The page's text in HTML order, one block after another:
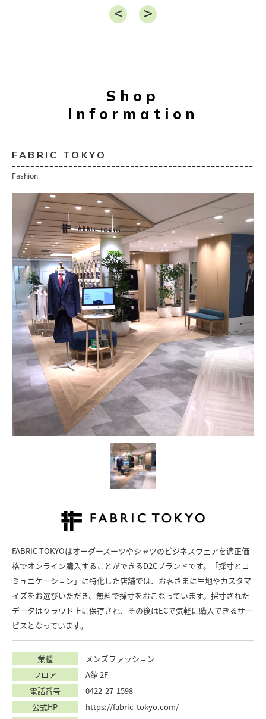
Shop
Information
FABRIC TOKYO
Fashion
FABRIC TOKYOはオーダースーツやシャツのビジネスウェアを適正価
格でオンライン購入することができるD2Cブランドです。「採寸とコ
ミュニケーション」に特化した店舗では、お客さまに生地やカスタマ
イズをお選びいただき、無料で採寸をおこなっています。採寸された
データはクラウド上に保存され、その後はECで気軽に購入できるサー
ビスとなっています。
業種
メンズファッション
フロア
A館 2F
電話番号
0422-27-1598
公式HP
https://fabric-tokyo.com/